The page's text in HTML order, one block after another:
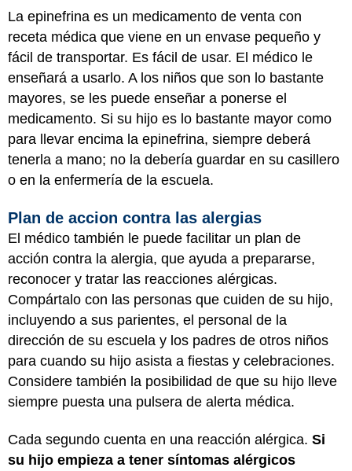
La epinefrina es un medicamento de venta con
receta médica que viene en un envase pequeño y
fácil de transportar. Es fácil de usar. El médico le
enseñará a usarlo. A los niños que son lo bastante
mayores, se les puede enseñar a ponerse el
medicamento. Si su hijo es lo bastante mayor como
para llevar encima la epinefrina, siempre deberá
tenerla a mano; no la debería guardar en su casillero
o en la enfermería de la escuela.
Plan de accion contra las alergias
El médico también le puede facilitar un plan de
acción contra la alergia, que ayuda a prepararse,
reconocer y tratar las reacciones alérgicas.
Compártalo con las personas que cuiden de su hijo,
incluyendo a sus parientes, el personal de la
dirección de su escuela y los padres de otros niños
para cuando su hijo asista a fiestas y celebraciones.
Considere también la posibilidad de que su hijo lleve
siempre puesta una pulsera de alerta médica.
Cada segundo cuenta en una reacción alérgica. Si
su hijo empieza a tener síntomas alérgicos